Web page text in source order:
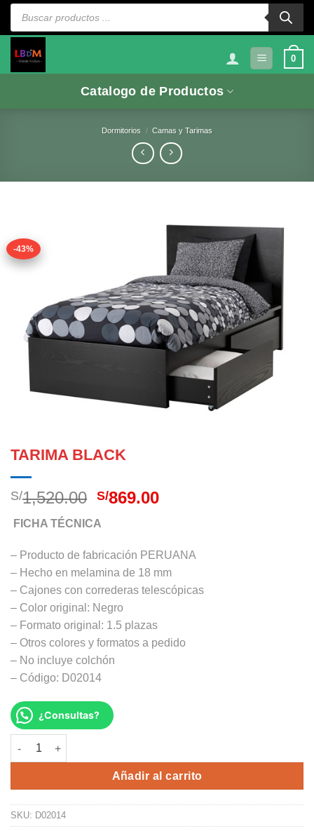
Saltar
Búsqueda
productos
0
Catalogo de Productos
Dormitorios / Camas y Tarimas
-43%
TARIMA BLACK
S/1,520.00 El
original
era:
S/1,520.00.
S/869.00El
es:
S/869.00.
FICHA TÉCNICA
– Producto de fabricación PERUANA
– Hecho en melamina de 18 mm
– Cajones con correderas telescópicas
– Color original: Negro
– Formato original: 1.5 plazas
– Otros colores y formatos a pedido
– No incluye colchón
– Código: D02014
¿Consultas?
TARIMA BLACK cantidad
Añadir al carrito
SKU: D02014